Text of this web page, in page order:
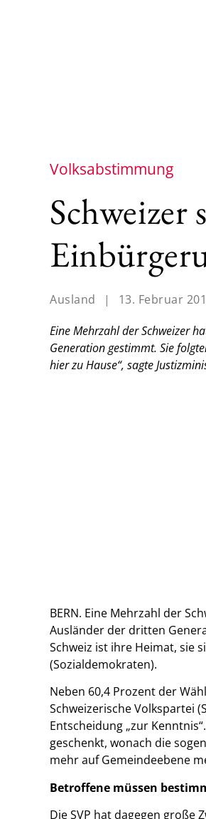
Volksabstimmung
Ausland | 13. Februar
Eine Mehrzahl der Schweizer
Generation gestimmt. Sie
hier zu Hause“, sagte
BERN. Eine Mehrzahl der
Ausländer der dritten
Schweiz ist ihre Heimat, sie
(Sozialdemokraten).
Neben 60,4 Prozent der
Schweizerische Volkspartei
Entscheidung „zur
geschenkt, wonach die
mehr auf Gemeindeebene
Betroffene müssen
Die SVP hat dagegen große